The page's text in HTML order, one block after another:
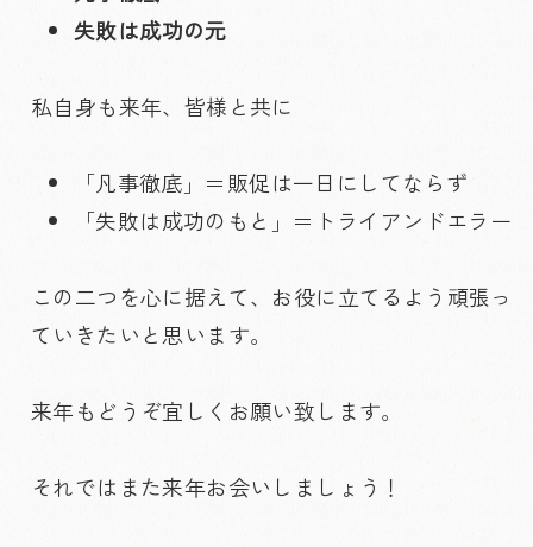
失敗は成功の元
私自身も来年、皆様と共に
「凡事徹底」＝販促は一日にしてならず
「失敗は成功のもと」＝トライアンドエラー
この二つを心に据えて、お役に立てるよう頑張っ
ていきたいと思います。
来年もどうぞ宜しくお願い致します。
それではまた来年お会いしましょう！